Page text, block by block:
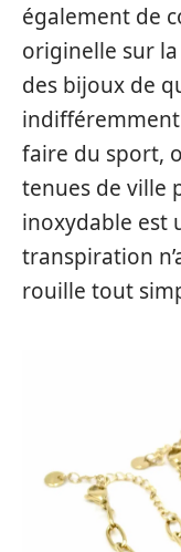
également de
originelle sur
des bijoux de
faire du sport,
tenues de ville
inoxydable est
transpiration
rouille tout